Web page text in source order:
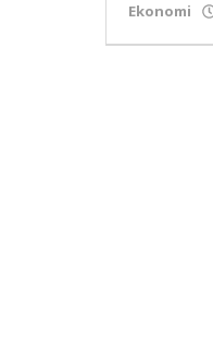
Ekonomi